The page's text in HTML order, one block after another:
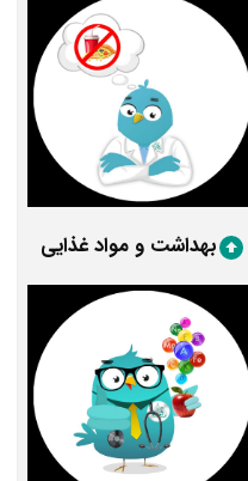
بهداشت و مواد غذایی